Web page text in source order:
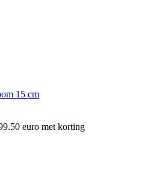
15 cm
euro met korting